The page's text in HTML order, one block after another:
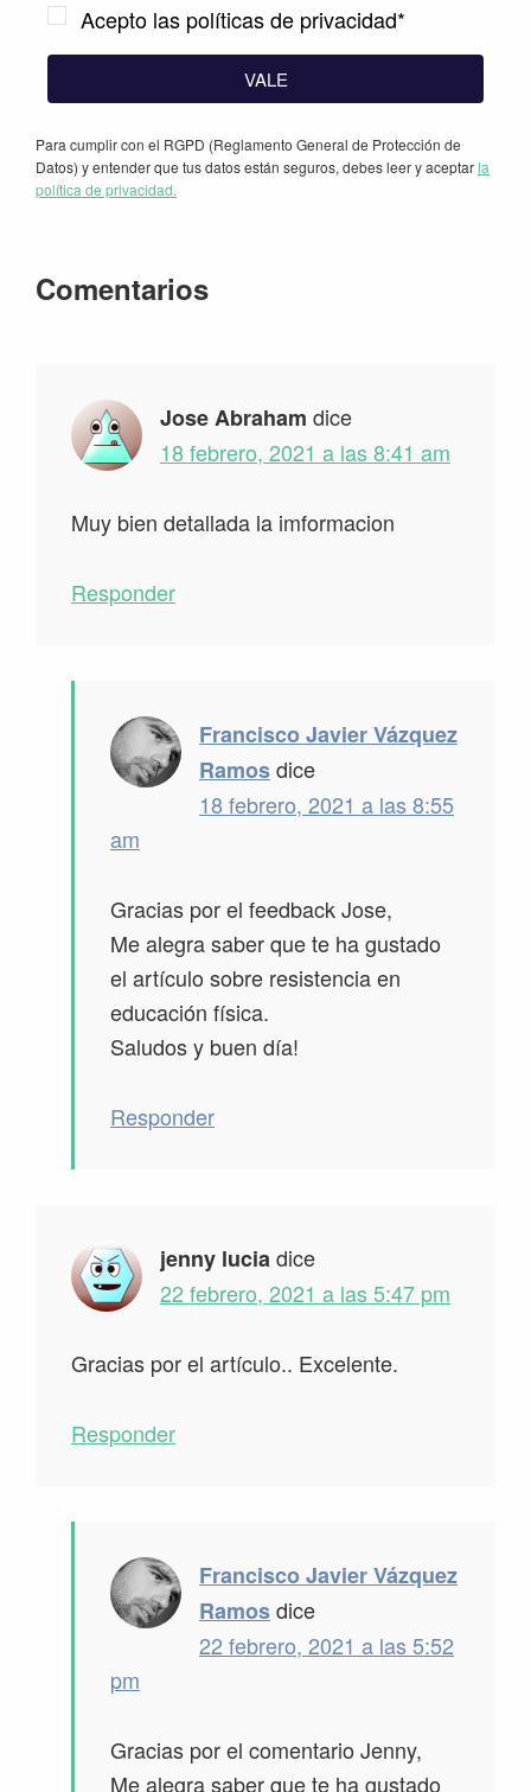
Acepto las políticas de privacidad*
VALE
Para cumplir con el RGPD (Reglamento General de Protección de
Datos) y entender que tus datos están seguros, debes leer y aceptarla
política de privacidad.
Interacciones
lectores
Comentarios
Jose Abraham dice
18 febrero, 2021 a las 8:41 am
Muy bien detallada la imformacion
Responder
Francisco Javier Vázquez
Ramosdice
18 febrero, 2021 a las 8:55
am
Gracias por el feedback Jose,
Me alegra saber que te ha gustado
el artículo sobre resistencia en
educación física.
Saludos y buen día!
Responder
jenny luciadice
22 febrero, 2021 a las 5:47 pm
Gracias por el artículo.. Excelente.
Responder
Francisco Javier Vázquez
Ramosdice
22 febrero, 2021 a las 5:52
pm
Gracias por el comentario Jenny,
Me alegra saber que te ha gustado